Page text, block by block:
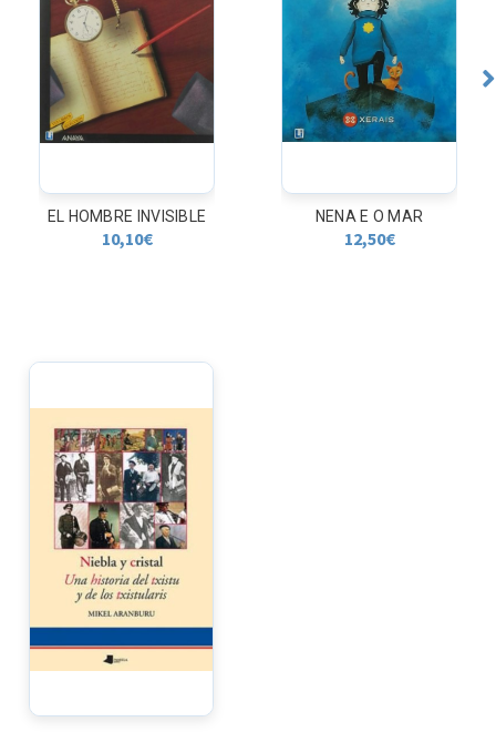
EL HOMBRE INVISIBLE
10,10€
NENA E O MAR
12,50€